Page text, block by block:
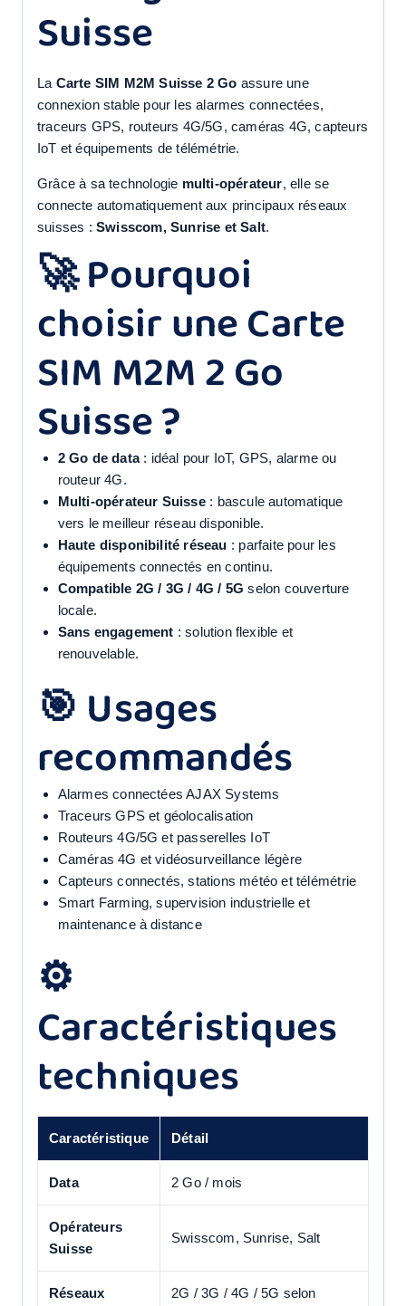
Suisse
La Carte SIM M2M Suisse 2 Go assure une
connexion stable pour les alarmes connectées,
traceurs GPS, routeurs 4G/5G, caméras 4G, capteurs
IoT et équipements de télémétrie.
Grâce à sa technologie multi-opérateur, elle se
connecte automatiquement aux principaux réseaux
suisses : Swisscom, Sunrise et Salt.
🚀 Pourquoi
choisir une Carte
SIM M2M 2 Go
Suisse ?
2 Go de data: idéal pour IoT, GPS, alarme ou
routeur 4G.
Multi-opérateur Suisse: bascule automatique
vers le meilleur réseau disponible.
Haute disponibilité réseau : parfaite pour les
équipements connectés en continu.
Compatible 2G / 3G / 4G / 5G selon couverture
locale.
Sans engagement : solution flexible et
renouvelable.
🎯 Usages
recommandés
Alarmes connectées AJAX Systems
Traceurs GPS et géolocalisation
Routeurs 4G/5G et passerelles IoT
Caméras 4G et vidéosurveillance légère
Capteurs connectés, stations météo et télémétrie
Smart Farming, supervision industrielle et
maintenance à distance
⚙️
Caractéristiques
techniques
Caractéristique Détail
Data 2 Go / mois
Opérateurs
Suisse
Swisscom, Sunrise, Salt
Réseaux
2G / 3G / 4G / 5G selon